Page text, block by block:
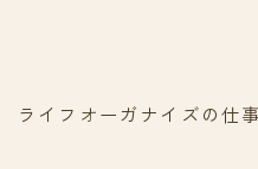
ライフオーガナイズの仕